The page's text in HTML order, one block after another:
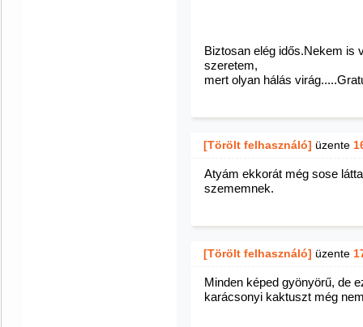
Biztosan elég idős.Nekem is
szeretem,
mert olyan hálás
[Törölt felhasználó] üzente
Atyám ekkorát még sose
szememnek.
[Törölt felhasználó] üzente
Minden képed gyönyörű, de
karácsonyi kaktuszt még